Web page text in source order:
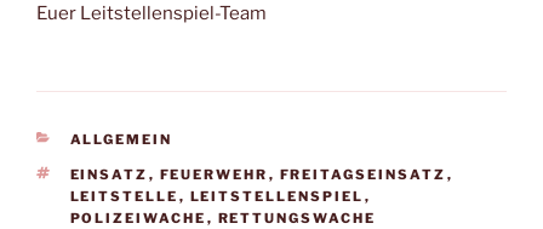
Euer Leitstellenspiel-Team
KATEGORIEN
ALLGEMEIN
SCHLAGWÖRTER
EINSATZ , FEUERWEHR , FREITAGSEINSATZ ,
LEITSTELLE , LEITSTELLENSPIEL ,
POLIZEIWACHE , RETTUNGSWACHE